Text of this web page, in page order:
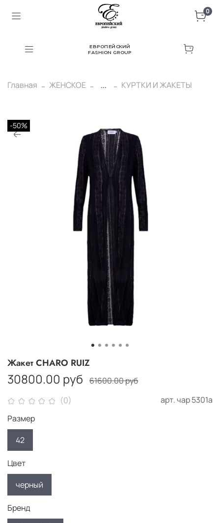
0
ЕВРОПЕЙСКИЙ
FASHION GROUP
Главная ЖЕНСКОЕ ... КУРТКИ И ЖАКЕТЫ
-50%
(0) арт.чар 5301а
Жакет CHARO RUIZ
30800.00 руб 61600.00 руб
Размер
42
Цвет
черный
Бренд